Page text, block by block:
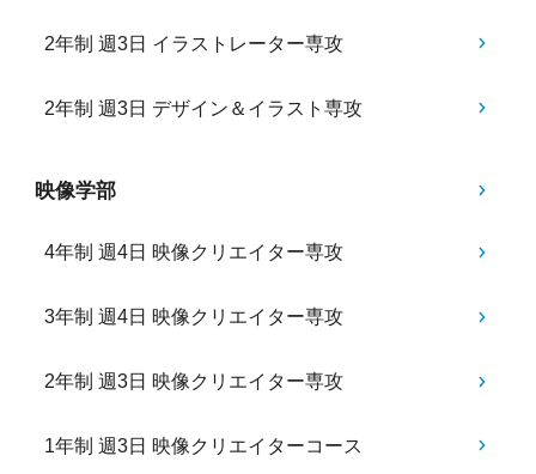
2年制 週3日 イラストレーター専攻
2年制 週3日 デザイン＆イラスト専攻
映像学部
4年制 週4日 映像クリエイター専攻
3年制 週4日 映像クリエイター専攻
2年制 週3日 映像クリエイター専攻
1年制 週3日 映像クリエイターコース